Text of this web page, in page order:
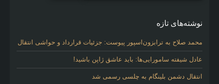
نوشته‌های تازه
محمد صلاح به ترابزون‌اسپور پیوست: جزئیات قرارداد و حواشی انتقال
عادل شیفته سامورایی‌ها: باید عاشق ژاپن باشید!
انتقال دشمن بلینگام به چلسی رسمی شد